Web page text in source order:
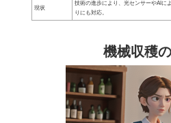
現状
技術の進歩により、光センサーやAIに
りにも対応。
機械収穫